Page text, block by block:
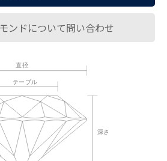
ンドについて問い合わせ